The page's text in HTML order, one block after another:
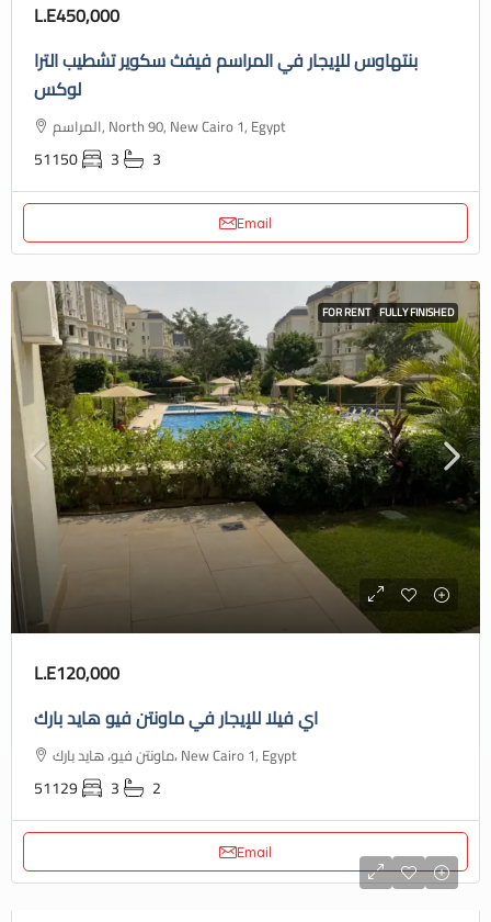
L.E450,000
بنتهاوس للإيجار في المراسم فيفث سكوير تشطيب الترا
لوكس
المراسم, North 90, New Cairo 1, Egypt
51150 3 3
Email
FOR RENT FULLY FINISHED
L.E120,000
اي فيلا للإيجار في ماونتن فيو هايد بارك
ماونتن فيو، هايد بارك، New Cairo 1, Egypt
51129 3 2
Email